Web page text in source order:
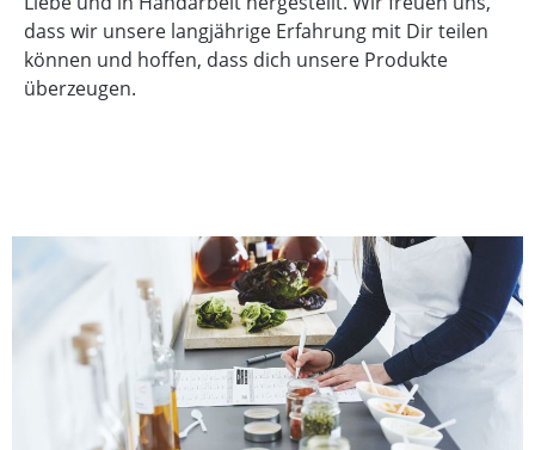
dass wir unsere langjährige Erfahrung mit Dir teilen
können und hoffen, dass dich unsere Produkte
überzeugen.